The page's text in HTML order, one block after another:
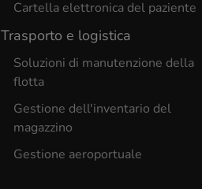
Cartella elettronica del paziente
Trasporto e logistica
Soluzioni di manutenzione della
flotta
Gestione dell'inventario del
magazzino
Gestione aeroportuale